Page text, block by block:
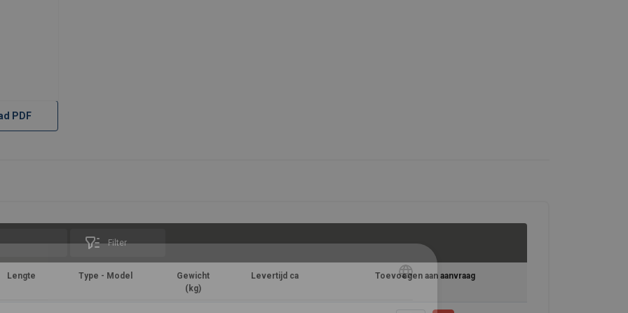
PDF
Filter
Lengte Type - Model
Gewicht
(kg)
Levertijd ca Toevoegen aan aanvraag